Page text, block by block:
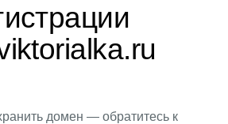
домен — обратитесь к